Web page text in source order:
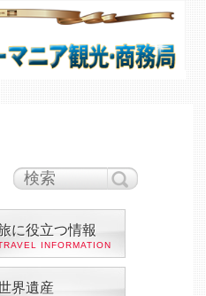
に役立つ情報
INFORMATION
界遺産